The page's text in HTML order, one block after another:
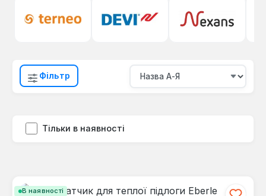
Фільтр
Тільки в наявності
В наявності